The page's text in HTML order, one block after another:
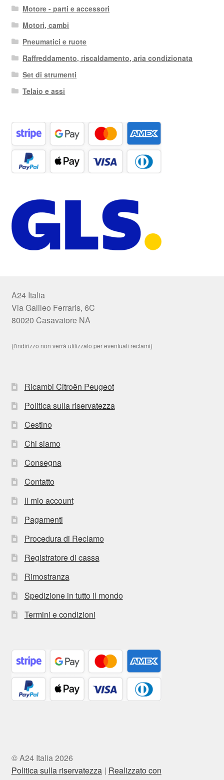
Motore - parti e accessori
Motori, cambi
Pneumatici e ruote
Raffreddamento, riscaldamento, aria condizionata
Set di strumenti
Telaio e assi
A24 Italia
Via Galileo Ferraris, 6C
80020 Casavatore NA
(l'indirizzo non verrà utilizzato per eventuali reclami)
Ricambi Citroën Peugeot
Politica sulla riservatezza
Cestino
Chi siamo
Consegna
Contatto
Il mio account
Pagamenti
Procedura di Reclamo
Registratore di cassa
Rimostranza
Spedizione in tutto il mondo
Termini e condizioni
© A24 Italia 2026
Politica sulla riservatezza
Realizzato con